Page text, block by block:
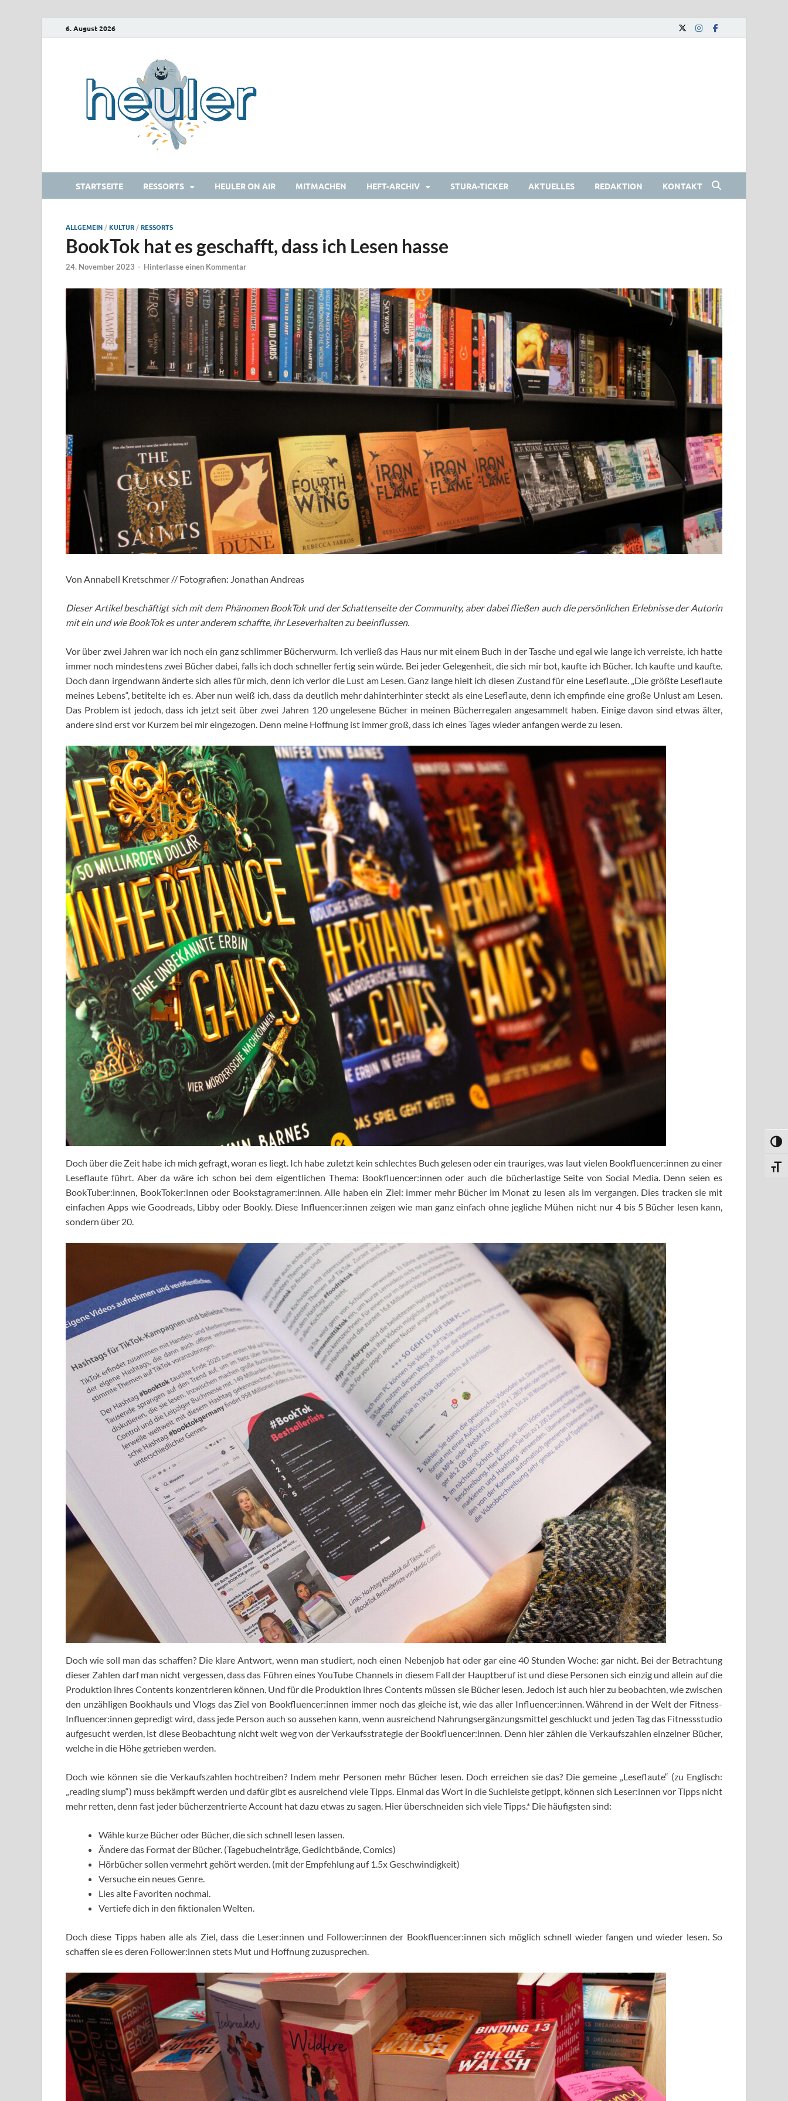
6. August 2026
STARTSEITE RESSORTS HEULER ON AIR MITMACHEN HEFT-ARCHIV STURA-TICKER AKTUELLES REDAKTION KONTAKT
ALLGEMEIN /KULTUR /RESSORTS
BookTok hat es geschafft, dass ich Lesen hasse
24. November 2023 - Hinterlasse einen Kommentar
Von Annabell Kretschmer // Fotografien: Jonathan Andreas
Dieser Artikel beschäftigt sich mit dem Phänomen BookTok und der Schattenseite der Community, aber dabei fließen auch die persönlichen Erlebnisse der Autorin
mit ein und wie BookTok es unter anderem schaffte, ihr Leseverhalten zu beeinflussen.
Vor über zwei Jahren war ich noch ein ganz schlimmer Bücherwurm. Ich verließ das Haus nur mit einem Buch in der Tasche und egal wie lange ich verreiste, ich hatte
immer noch mindestens zwei Bücher dabei, falls ich doch schneller fertig sein würde. Bei jeder Gelegenheit, die sich mir bot, kaufte ich Bücher. Ich kaufte und kaufte.
Doch dann irgendwann änderte sich alles für mich, denn ich verlor die Lust am Lesen. Ganz lange hielt ich diesen Zustand für eine Leseflaute. „Die größte Leseflaute
meines Lebens“, betitelte ich es. Aber nun weiß ich, dass da deutlich mehr dahinterhinter steckt als eine Leseflaute, denn ich empfinde eine große Unlust am Lesen.
Das Problem ist jedoch, dass ich jetzt seit über zwei Jahren 120 ungelesene Bücher in meinen Bücherregalen angesammelt haben. Einige davon sind etwas älter,
andere sind erst vor Kurzem bei mir eingezogen. Denn meine Hoffnung ist immer groß, dass ich eines Tages wieder anfangen werde zu lesen.
Doch über die Zeit habe ich mich gefragt, woran es liegt. Ich habe zuletzt kein schlechtes Buch gelesen oder ein trauriges, was laut vielen Bookfluencer:innen zu einer
Leseflaute führt. Aber da wäre ich schon bei dem eigentlichen Thema: Bookfluencer:innen oder auch die bücherlastige Seite von Social Media. Denn seien es
BookTuber:innen, BookToker:innen oder Bookstagramer:innen. Alle haben ein Ziel: immer mehr Bücher im Monat zu lesen als im vergangen. Dies tracken sie mit
einfachen Apps wie Goodreads, Libby oder Bookly. Diese Influencer:innen zeigen wie man ganz einfach ohne jegliche Mühen nicht nur 4 bis 5 Bücher lesen kann,
sondern über 20.
Doch wie soll man das schaffen? Die klare Antwort, wenn man studiert, noch einen Nebenjob hat oder gar eine 40 Stunden Woche: gar nicht. Bei der Betrachtung
dieser Zahlen darf man nicht vergessen, dass das Führen eines YouTube Channels in diesem Fall der Hauptberuf ist und diese Personen sich einzig und allein auf die
Produktion ihres Contents konzentrieren können. Und für die Produktion ihres Contents müssen sie Bücher lesen. Jedoch ist auch hier zu beobachten, wie zwischen
den unzähligen Bookhauls und Vlogs das Ziel von Bookfluencer:innen immer noch das gleiche ist, wie das aller Influencer:innen. Während in der Welt der Fitness-
Influencer:innen gepredigt wird, dass jede Person auch so aussehen kann, wenn ausreichend Nahrungsergänzungsmittel geschluckt und jeden Tag das Fitnessstudio
aufgesucht werden, ist diese Beobachtung nicht weit weg von der Verkaufsstrategie der Bookfluencer:innen. Denn hier zählen die Verkaufszahlen einzelner Bücher,
welche in die Höhe getrieben werden.
Doch wie können sie die Verkaufszahlen hochtreiben? Indem mehr Personen mehr Bücher lesen. Doch erreichen sie das? Die gemeine „Leseflaute“ (zu Englisch:
„reading slump“) muss bekämpft werden und dafür gibt es ausreichend viele Tipps. Einmal das Wort in die Suchleiste getippt, können sich Leser:innen vor Tipps nicht
mehr retten, denn fast jeder bücherzentrierte Account hat dazu etwas zu sagen. Hier überschneiden sich viele Tipps.* Die häufigsten sind:
Wähle kurze Bücher oder Bücher, die sich schnell lesen lassen.
Ändere das Format der Bücher. (Tagebucheinträge, Gedichtbände, Comics)
Hörbücher sollen vermehrt gehört werden. (mit der Empfehlung auf 1.5x Geschwindigkeit)
Versuche ein neues Genre.
Lies alte Favoriten nochmal.
Vertiefe dich in den fiktionalen Welten.
Doch diese Tipps haben alle als Ziel, dass die Leser:innen und Follower:innen der Bookfluencer:innen sich möglich schnell wieder fangen und wieder lesen. So
schaffen sie es deren Follower:innen stets Mut und Hoffnung zuzusprechen.